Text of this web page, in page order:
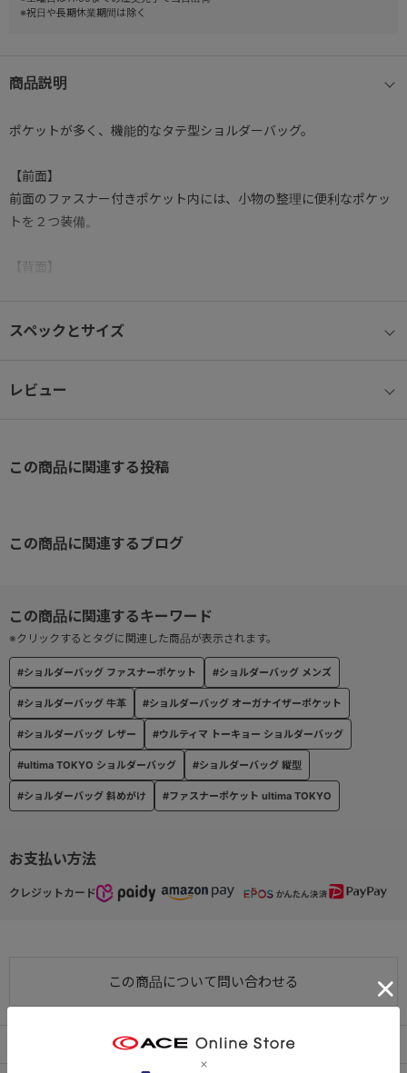
※祝日や長期休業期間は除く
商品説明
ポケットが多く、機能的なタテ型ショルダーバッグ。
【前面】
前面のファスナー付きポケット内には、小物の整理に便利なポケッ
トを２つ装備。
【背面】
【内装】
・中に入れたものが傷つきにくい、パイル地を使用したファスナー
スペックとサイズ
レビュー
お支払い方法
クレジットカード
この商品について問い合わせる
出荷・配送について 返品・交換について
#ショルダーバッグ ファスナーポケット #ショルダーバッグ メンズ
#ショルダーバッグ 牛革 #ショルダーバッグ オーガナイザーポケット
#ショルダーバッグ レザー #ウルティマ トーキョー ショルダーバッグ
#ultima TOKYO ショルダーバッグ #ショルダーバッグ 縦型
#ショルダーバッグ 斜めがけ #ファスナーポケット ultima TOKYO
※クリックするとタグに関連した商品が表示されます。
この商品に関連する投稿
この商品に関連するブログ